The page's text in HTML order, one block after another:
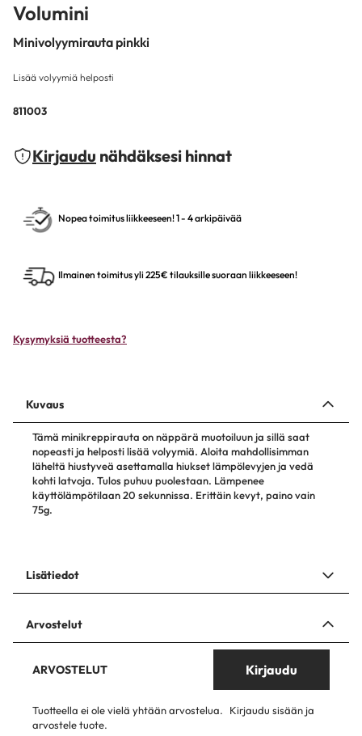
Volumini
Minivolyymirauta pinkki
Lisää volyymiä helposti
811003
Kirjaudu nähdäksesi hinnat
Nopea toimitus liikkeeseen! 1 - 4 arkipäivää
Ilmainen toimitus yli 225€ tilauksille suoraan liikkeeseen!
Kysymyksiä tuotteesta?
Kuvaus
Tämä minikreppirauta on näppärä muotoiluun ja sillä saat
nopeasti ja helposti lisää volyymiä. Aloita mahdollisimman
läheltä hiustyveä asettamalla hiukset lämpölevyjen ja vedä
kohti latvoja. Tulos puhuu puolestaan. Lämpenee
käyttölämpötilaan 20 sekunnissa. Erittäin kevyt, paino vain
75g.
Lisätiedot
Arvostelut
ARVOSTELUT Kirjaudu
Tuotteella ei ole vielä yhtään arvostelua.
Kirjaudu sisään ja
arvostele tuote.